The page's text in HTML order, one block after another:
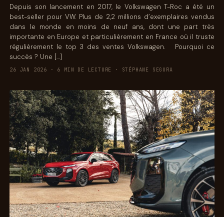
Depuis son lancement en 2017, le Volkswagen T-Roc a été un
best-seller pour VW. Plus de 2,2 millions d’exemplaires vendus
dans le monde en moins de neuf ans, dont une part très
importante en Europe et particulièrement en France où il truste
régulièrement le top 3 des ventes Volkswagen. Pourquoi ce
succès ? Une […]
26 JAN 2026 · 6 MIN DE LECTURE · STÉPHANE SEGURA